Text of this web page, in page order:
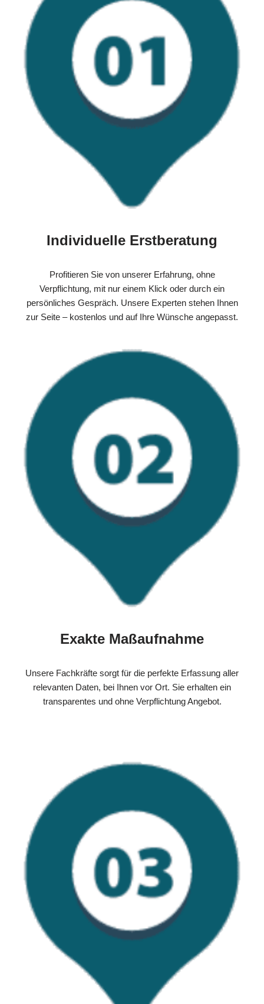
Individuelle Erstberatung
Profitieren Sie von unserer Erfahrung, ohne
Verpflichtung, mit nur einem Klick oder durch ein
persönliches Gespräch. Unsere Experten stehen Ihnen
zur Seite – kostenlos und auf Ihre Wünsche angepasst.
Exakte Maßaufnahme
Unsere Fachkräfte sorgt für die perfekte Erfassung aller
relevanten Daten, bei Ihnen vor Ort. Sie erhalten ein
transparentes und ohne Verpflichtung Angebot.